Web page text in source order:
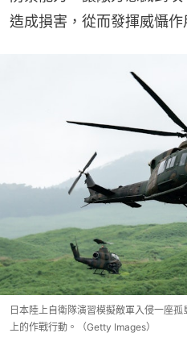
造成損害，從而發揮威懾作
日本陸上自衛隊演習模擬敵軍入侵一座
上的作戰行動。（Getty Images）